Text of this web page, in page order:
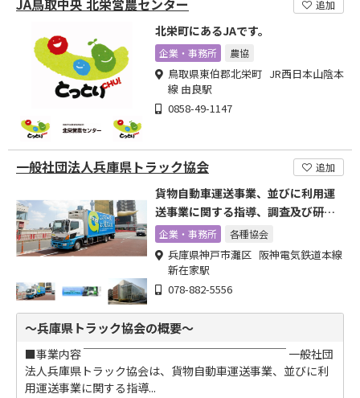
追加
北栄町にあるJAです。
企業・事務所 農協
鳥取県東伯郡北栄町 JR西日本山陰本
線 由良駅
0858-49-1147
一般社団法人兵庫県トラック協会 追加
貨物自動車運送事業、並びに利用運
送事業に関する指導、調査及び研究
などを行なっております。
企業・事務所 各種協会
兵庫県神戸市灘区 阪神電気鉄道本線
新在家駅
078-882-5556
～兵庫県トラック協会の概要～
■事業内容 ￣￣￣￣￣￣￣￣￣￣￣￣￣￣￣￣￣￣ 一般社団
法人兵庫県トラック協会は、貨物自動車運送事業、並びに利
用運送事業に関する指導...